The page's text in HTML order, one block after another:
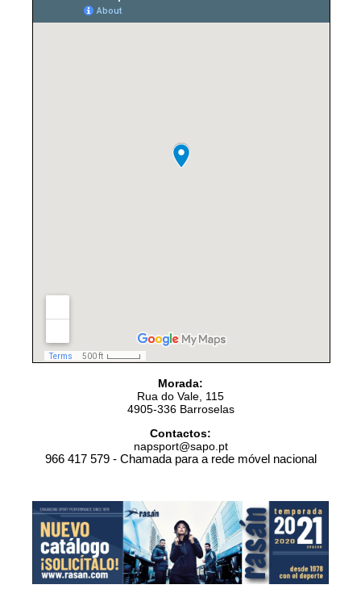
Morada:
Rua do Vale, 115
4905-336 Barroselas
Contactos:
napsport@sapo.pt
966 417 579 - Chamada para a rede móvel nacional